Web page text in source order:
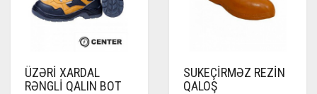
ÜZƏRI XARDAL
RƏNGLI QALIN BOT
SUKEÇIRMƏZ REZIN
QALOŞ